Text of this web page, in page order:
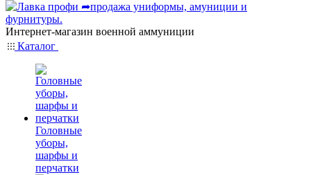
Интернет-магазин военной аммуниции
Каталог
Головные
уборы,
шарфы и
перчатки